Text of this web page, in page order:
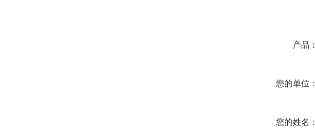
产品：
您的单位：
您的姓名：